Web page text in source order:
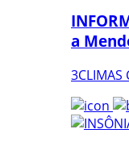
a
3CLIMAS